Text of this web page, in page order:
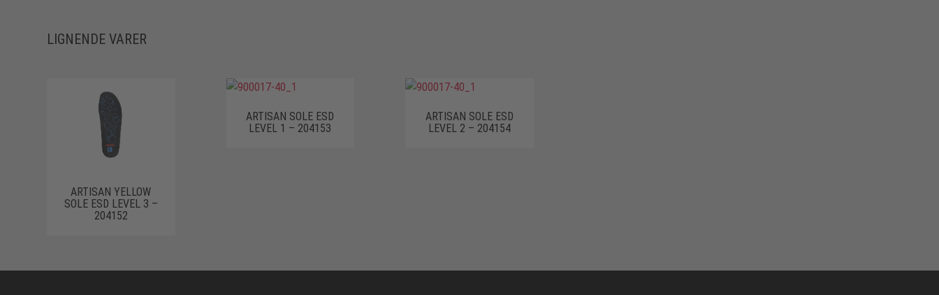
LIGNENDE VARER
ARTISAN YELLOW
SOLE ESD LEVEL 3 –
204152
ARTISAN SOLE ESD
LEVEL 1 – 204153
ARTISAN SOLE ESD
LEVEL 2 – 204154